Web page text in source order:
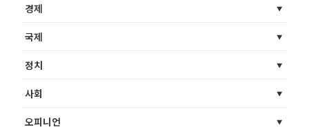
경제
국제
정치
사회
오피니언